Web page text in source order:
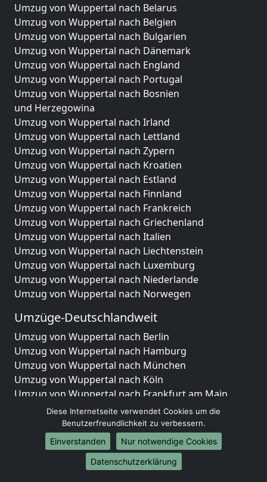
Umzug von Wuppertal nach Belarus
Umzug von Wuppertal nach Belgien
Umzug von Wuppertal nach Bulgarien
Umzug von Wuppertal nach Dänemark
Umzug von Wuppertal nach England
Umzug von Wuppertal nach Portugal
Umzug von Wuppertal nach Bosnien
und Herzegowina
Umzug von Wuppertal nach Irland
Umzug von Wuppertal nach Lettland
Umzug von Wuppertal nach Zypern
Umzug von Wuppertal nach Kroatien
Umzug von Wuppertal nach Estland
Umzug von Wuppertal nach Finnland
Umzug von Wuppertal nach Frankreich
Umzug von Wuppertal nach Griechenland
Umzug von Wuppertal nach Italien
Umzug von Wuppertal nach Liechtenstein
Umzug von Wuppertal nach Luxemburg
Umzug von Wuppertal nach Niederlande
Umzug von Wuppertal nach Norwegen
Umzüge-Deutschlandweit
Umzug von Wuppertal nach Berlin
Umzug von Wuppertal nach Hamburg
Umzug von Wuppertal nach München
Umzug von Wuppertal nach Köln
Umzug von Wuppertal nach Frankfurt am Main
Umzug von Wuppertal nach Stuttgart
Umzug von Wuppertal nach Düsseldorf
Umzug von Wuppertal nach Leipzig
Umzug von Wuppertal nach Dortmund
Umzug von Wuppertal nach Essen
Diese Internetseite verwendet Cookies um die
Benutzerfreundlichkeit zu verbessern.
Einverstanden
Nur notwendige Cookies
Datenschutzerklärung